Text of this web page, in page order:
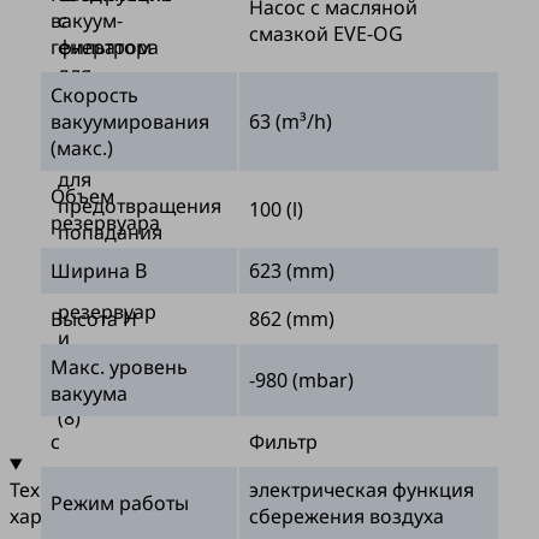
с
фильтром
для
твердых
частиц
(7)
для
предотвращения
попадания
грязи
в
резервуар
и
шаровым
клапаном
(8)
Технические
характеристики
вакуум-
генератора
Насос с масляной
смазкой EVE-OG
Скорость
вакуумирования
(макс.)
63 (m³/h)
Объем
резервуара
100 (l)
Ширина B
623 (mm)
Высота H
862 (mm)
Макс. уровень
вакуума
-980 (mbar)
с Фильтр
Режим работы
электрическая функция
сбережения воздуха